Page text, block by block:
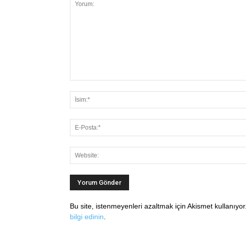
Bu site, istenmeyenleri azaltmak için Akismet kullanıyor.
bilgi edinin